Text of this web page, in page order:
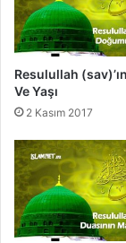
e
M
u
e
f
e
r
r
k
H
a
Resulullah
Ve Yaşı
2 Kasım 2017